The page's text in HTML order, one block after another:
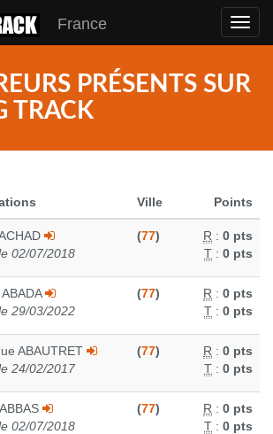
France
PRÉSENTS SUR
TRACK
Ville Points
02/07/2018
(77) R : 0 pts
T : 0 pts
29/03/2022
(77) R : 0 pts
T : 0 pts
ABAUTRET
24/02/2017
(77) R : 0 pts
T : 0 pts
02/07/2018
(77) R : 0 pts
T : 0 pts